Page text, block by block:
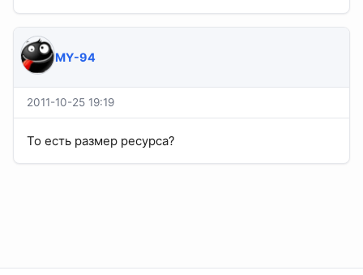
MY-94
2011-10-25 19:19
То есть размер ресурса?